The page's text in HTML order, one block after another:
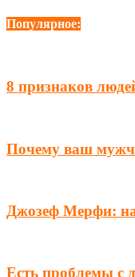
Популярное:
8 признаков
Почему ваш
Джозеф Мерфи:
Есть проблемы с